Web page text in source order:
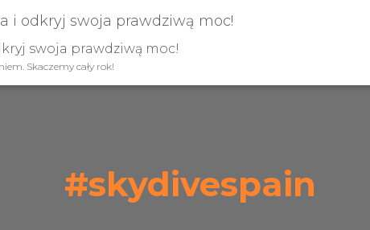
swoja prawdziwą moc!
Skaczemy cały rok!
#skydivespain